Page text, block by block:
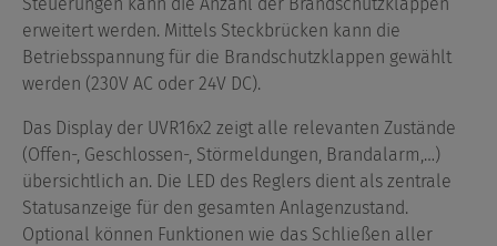
erweitert werden. Mittels Steckbrücken kann die
Betriebsspannung für die Brandschutzklappen gewählt
werden (230V AC oder 24V DC).
Das Display der UVR16x2 zeigt alle relevanten Zustände
(Offen-, Geschlossen-, Störmeldungen, Brandalarm,…)
übersichtlich an. Die LED des Reglers dient als zentrale
Statusanzeige für den gesamten Anlagenzustand.
Optional können Funktionen wie das Schließen aller